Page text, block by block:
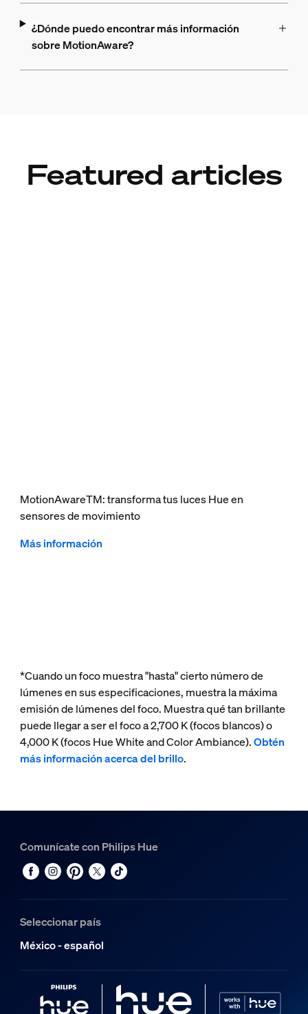
¿Dónde puedo encontrar más información
sobre MotionAware?
Featured articles
MotionAwareTM: transforma tus luces Hue en
sensores de movimiento
Más información
*Cuando un foco muestra "hasta" cierto número de
lúmenes en sus especificaciones, muestra la máxima
emisión de lúmenes del foco. Muestra qué tan brillante
puede llegar a ser el foco a 2,700 K (focos blancos) o
4,000 K (focos Hue White and Color Ambiance).Obtén
más información acerca del brillo.
Comunícate con Philips Hue
Seleccionar país
México - español